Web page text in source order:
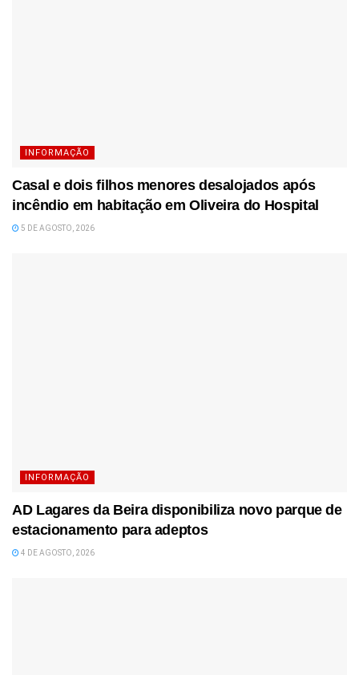
INFORMAÇÃO
Casal e dois filhos menores desalojados após
incêndio em habitação em Oliveira do Hospital
5 DE AGOSTO, 2026
INFORMAÇÃO
AD Lagares da Beira disponibiliza novo parque de
estacionamento para adeptos
4 DE AGOSTO, 2026